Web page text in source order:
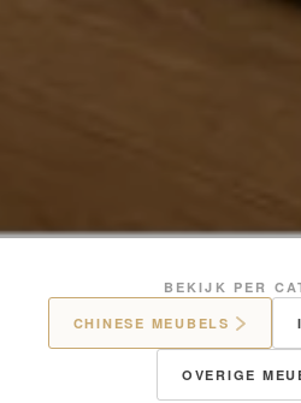
BEKIJK PER
CHINESE MEUBELS
OVERIGE